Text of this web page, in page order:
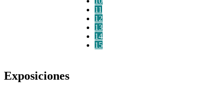
11
12
13
14
15
Exposiciones